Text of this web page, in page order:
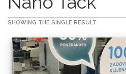
SHOWING THE SINGLE RESULT